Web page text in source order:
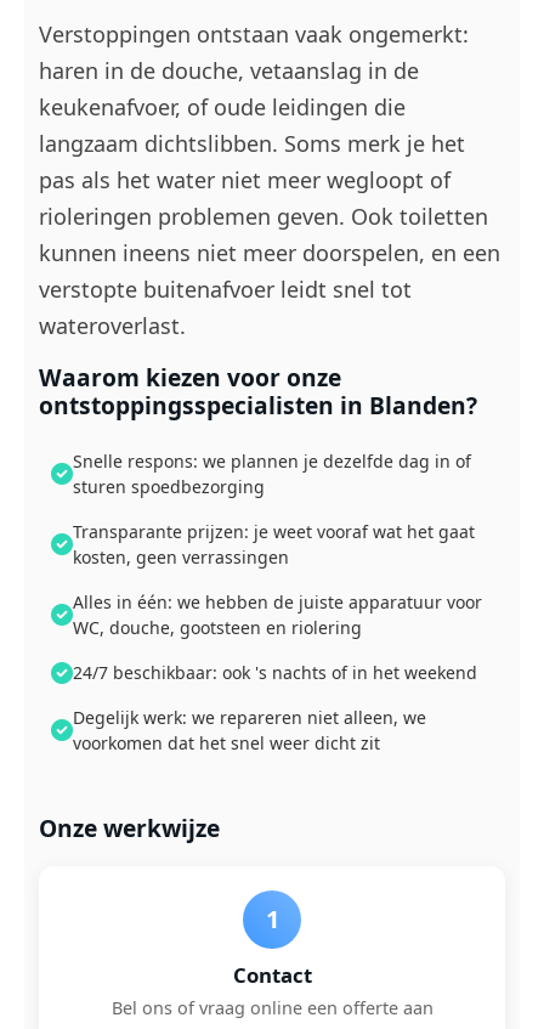
Verstoppingen ontstaan vaak ongemerkt:
haren in de douche, vetaanslag in de
keukenafvoer, of oude leidingen die
langzaam dichtslibben. Soms merk je het
pas als het water niet meer wegloopt of
rioleringen problemen geven. Ook toiletten
kunnen ineens niet meer doorspelen, en een
verstopte buitenafvoer leidt snel tot
wateroverlast.
Waarom kiezen voor onze
ontstoppingsspecialisten in Blanden?
Snelle respons: we plannen je dezelfde dag in of
sturen spoedbezorging
Transparante prijzen: je weet vooraf wat het gaat
kosten, geen verrassingen
Alles in één: we hebben de juiste apparatuur voor
WC, douche, gootsteen en riolering
24/7 beschikbaar: ook 's nachts of in het weekend
Degelijk werk: we repareren niet alleen, we
voorkomen dat het snel weer dicht zit
Onze werkwijze
1
Contact
Bel ons of vraag online een offerte aan